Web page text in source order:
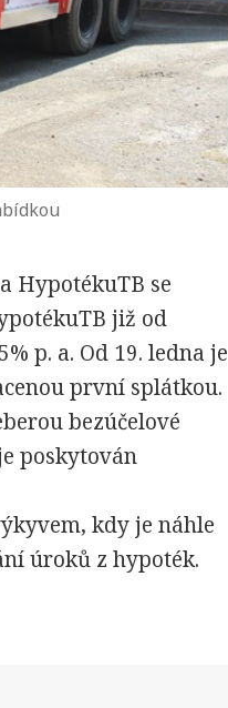
HypotékuTB se
již od
p. a. Od 19. ledna je
první splátkou.
bezúčelové
poskytován
kdy je náhle
úroků z hypoték.